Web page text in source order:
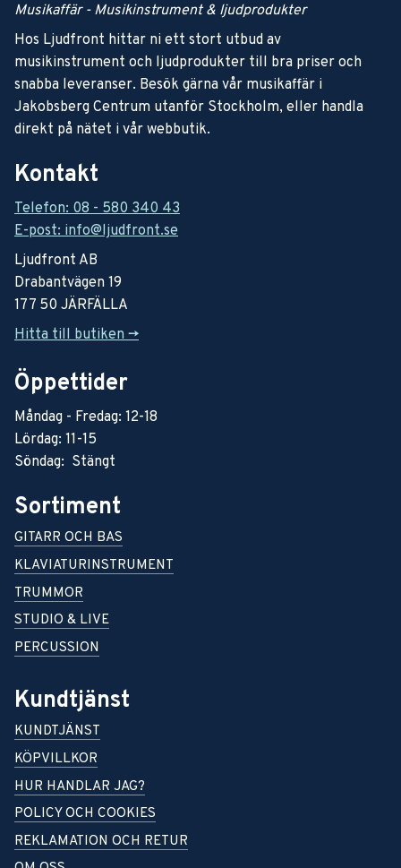
Musikaffär - Musikinstrument & ljudprodukter
Hos Ljudfront hittar ni ett stort utbud av
musikinstrument och ljudprodukter till bra priser och
snabba leveranser. Besök gärna vår musikaffär i
Jakobsberg Centrum utanför Stockholm, eller handla
direkt på nätet i vår webbutik.
Kontakt
Telefon: 08 - 580 340 43
E-post: info@ljudfront.se
Ljudfront AB
Drabantvägen 19
177 50 JÄRFÄLLA
Hitta till butiken ->
Öppettider
Måndag - Fredag: 12-18
Lördag: 11-15
Söndag: Stängt
Sortiment
GITARR OCH BAS
KLAVIATURINSTRUMENT
TRUMMOR
STUDIO & LIVE
PERCUSSION
Kundtjänst
KUNDTJÄNST
KÖPVILLKOR
HUR HANDLAR JAG?
POLICY OCH COOKIES
REKLAMATION OCH RETUR